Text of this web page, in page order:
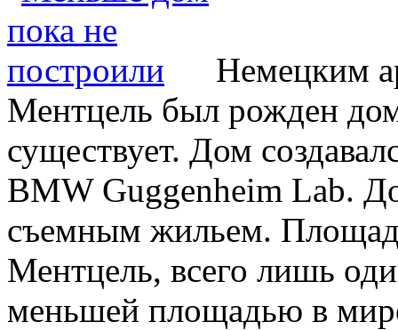
Немецким
Ментцель был рожден
существует. Дом
BMW Guggenheim Lab.
съемным жильем.
Ментцель, всего лишь
меньшей площадью в